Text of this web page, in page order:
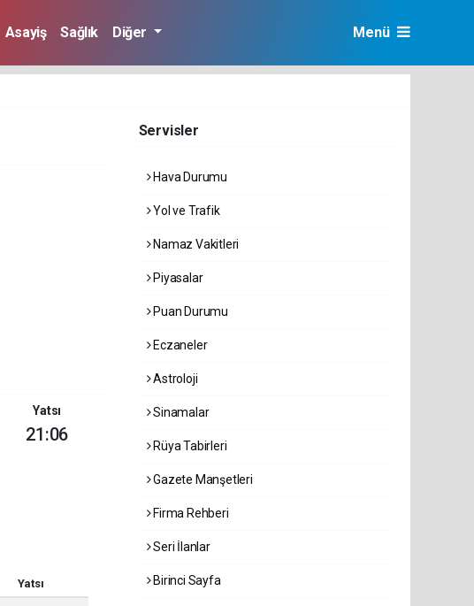
Asayiş Sağlık Diğer Menü
Yatsı
21:06
Yatsı
Servisler
Hava Durumu
Yol ve Trafik
Namaz Vakitleri
Piyasalar
Puan Durumu
Eczaneler
Astroloji
Sinamalar
Rüya Tabirleri
Gazete Manşetleri
Firma Rehberi
Seri İlanlar
Birinci Sayfa